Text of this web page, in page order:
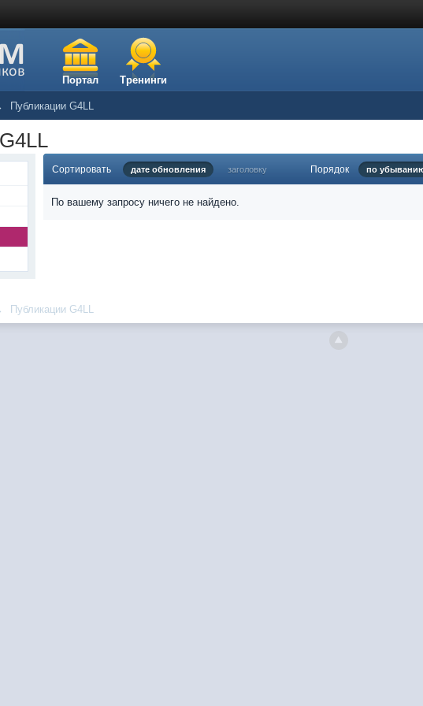
Портал Тренинги
Публикации G4LL
Сортировать дате обновления заголовку Порядок по
По вашему запросу ничего не найдено.
Публикации G4LL